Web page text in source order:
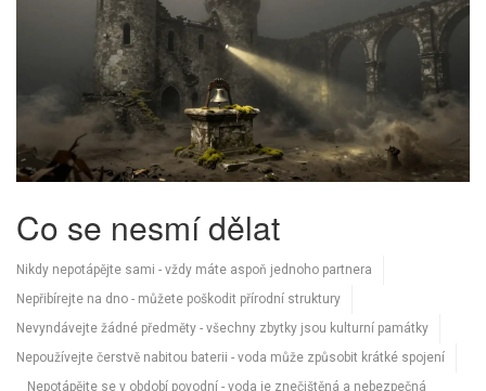
Co se nesmí dělat
Nikdy nepotápějte sami - vždy máte aspoň jednoho partnera
Nepřibírejte na dno - můžete poškodit přírodní struktury
Nevyndávejte žádné předměty - všechny zbytky jsou kulturní památky
Nepoužívejte čerstvě nabitou baterii - voda může způsobit krátké spojení
Nepotápějte se v období povodní - voda je znečištěná a nebezpečná